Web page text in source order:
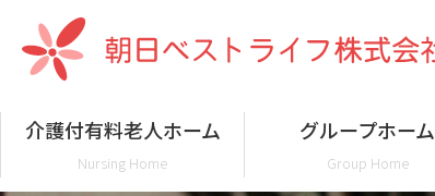
介護付有料老人ホーム
Nursing Home
グループホーム
Group Home